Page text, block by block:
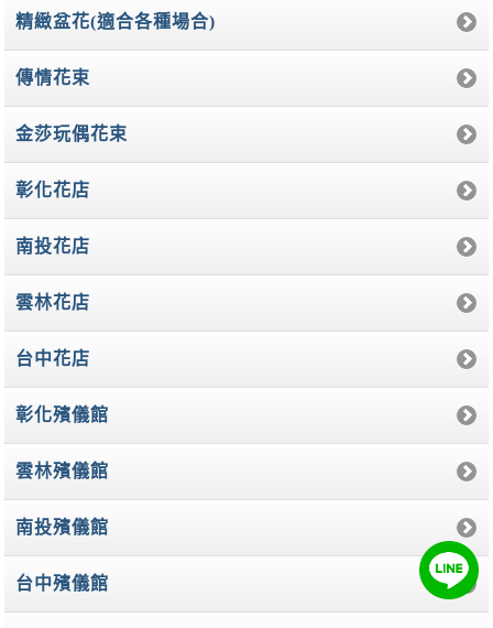
精緻盆花(適合各種場合)
傳情花束
金莎玩偶花束
彰化花店
南投花店
雲林花店
台中花店
彰化殯儀館
雲林殯儀館
南投殯儀館
台中殯儀館